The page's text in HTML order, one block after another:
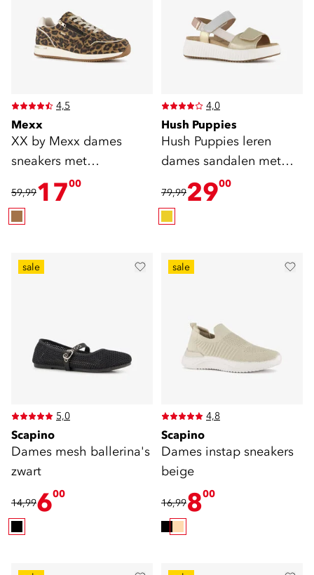
4,5
Mexx
XX by Mexx dames
sneakers met
panterprint bruin
59,991700
4,0
Hush Puppies
Hush Puppies leren
dames sandalen met
plateauzool goud
79,992900
sale
5,0
Scapino
Dames mesh ballerina's
zwart
14,99600
sale
4,8
Scapino
Dames instap sneakers
beige
16,99800